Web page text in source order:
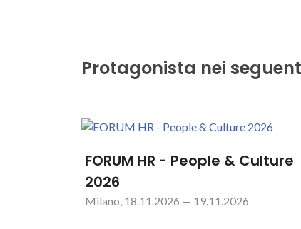
Protagonista nei
FORUM HR - People & Culture
2026
Milano, 18.11.2026 — 19.11.2026